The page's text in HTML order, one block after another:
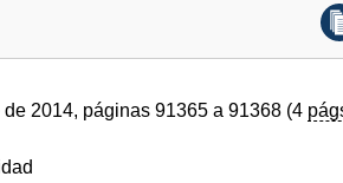
2014, páginas 91365 a 91368 (4